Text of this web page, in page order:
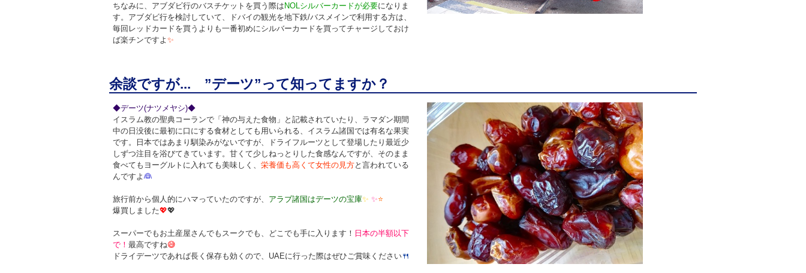
ちなみに、アブダビ行のバスチケットを買う際はNOLシルバーカードが必要になりま
す。アブダビ行を検討していて、ドバイの観光を地下鉄/バスメインで利用する方は、
毎回レッドカードを買うよりも一番初めにシルバーカードを買ってチャージしておけ
ば楽チンですよ ✨
余談ですが... ”デーツ”って知ってますか？
◆デーツ(ナツメヤシ)◆
イスラム教の聖典コーランで「神の与えた食物」と記載されていたり、ラマダン期間
中の日没後に最初に口にする食材としても用いられる、イスラム諸国では有名な果実
です。日本ではあまり馴染みがないですが、ドライフルーツとして登場したり最近少
しずつ注目を浴びてきています。甘くて少しねっとりした食感なんですが、そのまま
食べてもヨーグルトに入れても美味しく、 栄養価も高くて女性の見方と言われている
んですよ 👰
旅行前から個人的にハマっていたのですが、 アラブ諸国はデーツの宝庫✨ ✨⭐
爆買しました💖💖
スーパーでもお土産屋さんでもスークでも、どこでも手に入ります！ 日本の半額以下
で！ 最高ですね😅
ドライデーツであれば長く保存も効くので、UAEに行った際はぜひご賞味ください🍴